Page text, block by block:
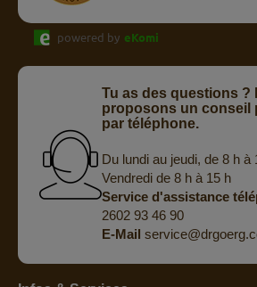
powered by eKomi
Tu as des questions ?
proposons un conseil
par téléphone.
Du lundi au jeudi, de 8 h à
Vendredi de 8 h à 15 h
Service d'assistance
2602 93 46 90
E-Mail